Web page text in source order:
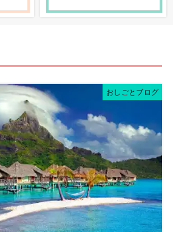
おしごとブログ